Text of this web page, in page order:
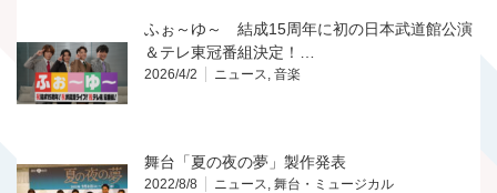
ふぉ～ゆ～ 結成15周年に初の日本武道館公演
＆テレ東冠番組決定！…
2026/4/2 ニュース, 音楽
舞台「夏の夜の夢」製作発表
2022/8/8 ニュース, 舞台・ミュージカル